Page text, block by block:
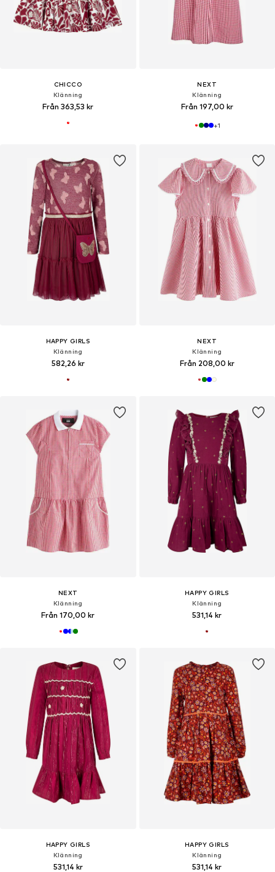
CHICCO
Klänning
Från 363,53 kr
NEXT
Klänning
Från 197,00 kr
+1
HAPPY GIRLS
Klänning
582,26 kr
NEXT
Klänning
Från 208,00 kr
NEXT
Klänning
Från 170,00 kr
HAPPY GIRLS
Klänning
531,14 kr
HAPPY GIRLS
Klänning
531,14 kr
HAPPY GIRLS
Klänning
531,14 kr